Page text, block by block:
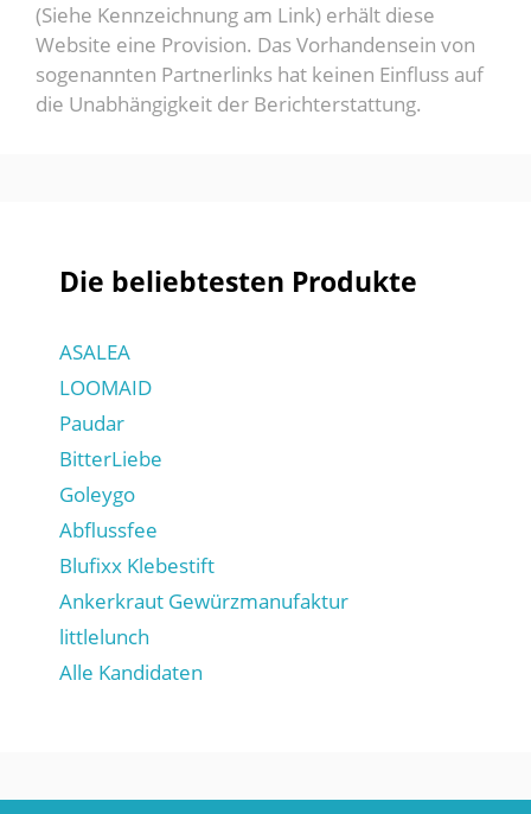
(Siehe Kennzeichnung am Link) erhält diese
Website eine Provision. Das Vorhandensein von
sogenannten Partnerlinks hat keinen Einfluss auf
die Unabhängigkeit der Berichterstattung.
Die beliebtesten Produkte
ASALEA
LOOMAID
Paudar
BitterLiebe
Goleygo
Abflussfee
Blufixx Klebestift
Ankerkraut Gewürzmanufaktur
littlelunch
Alle Kandidaten